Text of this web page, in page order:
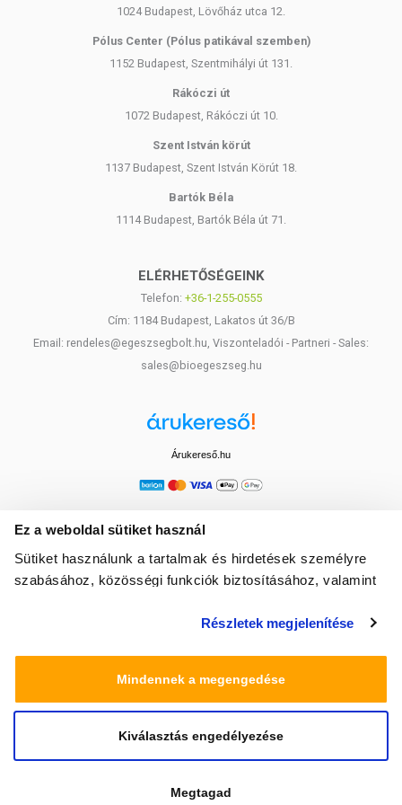
Ez a weboldal sütiket használ
Sütiket használunk a tartalmak és hirdetések személyre
szabásához, közösségi funkciók biztosításához, valamint
média-, hirdető- és elemező partnereinkkel megosztjuk az
amelyeket Ön adott meg számukra vagy az Ön által
használt más szolgáltatásokból gyűjtöttek.
Részletek megjelenítése
Mindennek a megengedése
Kiválasztás engedélyezése
Megtagad
megjelenítésük, és reklámozásuk során nem engedélyezett a
nem az orvosi kezelés helyettesítésére alkalmas! Betegség esetén
használatát beszélje meg kezelőorvosával. Az ajánlott napi
összetevők bármelyikére érzékeny vagy allergiás! Kisgyermektől
1024 Budapest, Lövőház utca 12.
Pólus Center (Pólus patikával szemben)
1152 Budapest, Szentmihályi út 131.
Rákóczi út
1072 Budapest, Rákóczi út 10.
Szent István körút
1137 Budapest, Szent István Körút 18.
Bartók Béla
1114 Budapest, Bartók Béla út 71.
ELÉRHETŐSÉGEINK
Telefon: +36-1-255-0555
Cím: 1184 Budapest, Lakatos út 36/B
Email: rendeles@egeszsegbolt.hu, Viszonteladói - Partneri - Sales:
sales@bioegeszseg.hu
Árukereső.hu